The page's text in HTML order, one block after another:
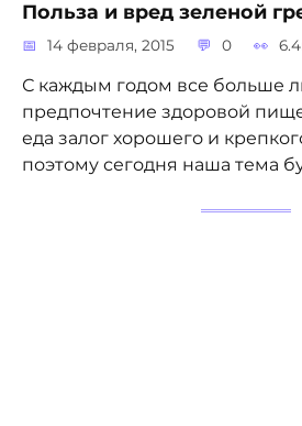
Польза и вред зеленой
14 февраля, 2015 0
С каждым годом все больше
предпочтение здоровой
еда залог хорошего и
поэтому сегодня наша тема